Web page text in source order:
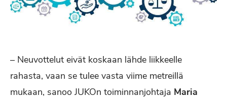
– Neuvottelut eivät koskaan lähde liikkeelle
rahasta, vaan se tulee vasta viime metreillä
mukaan, sanoo JUKOn toiminnanjohtaja Maria